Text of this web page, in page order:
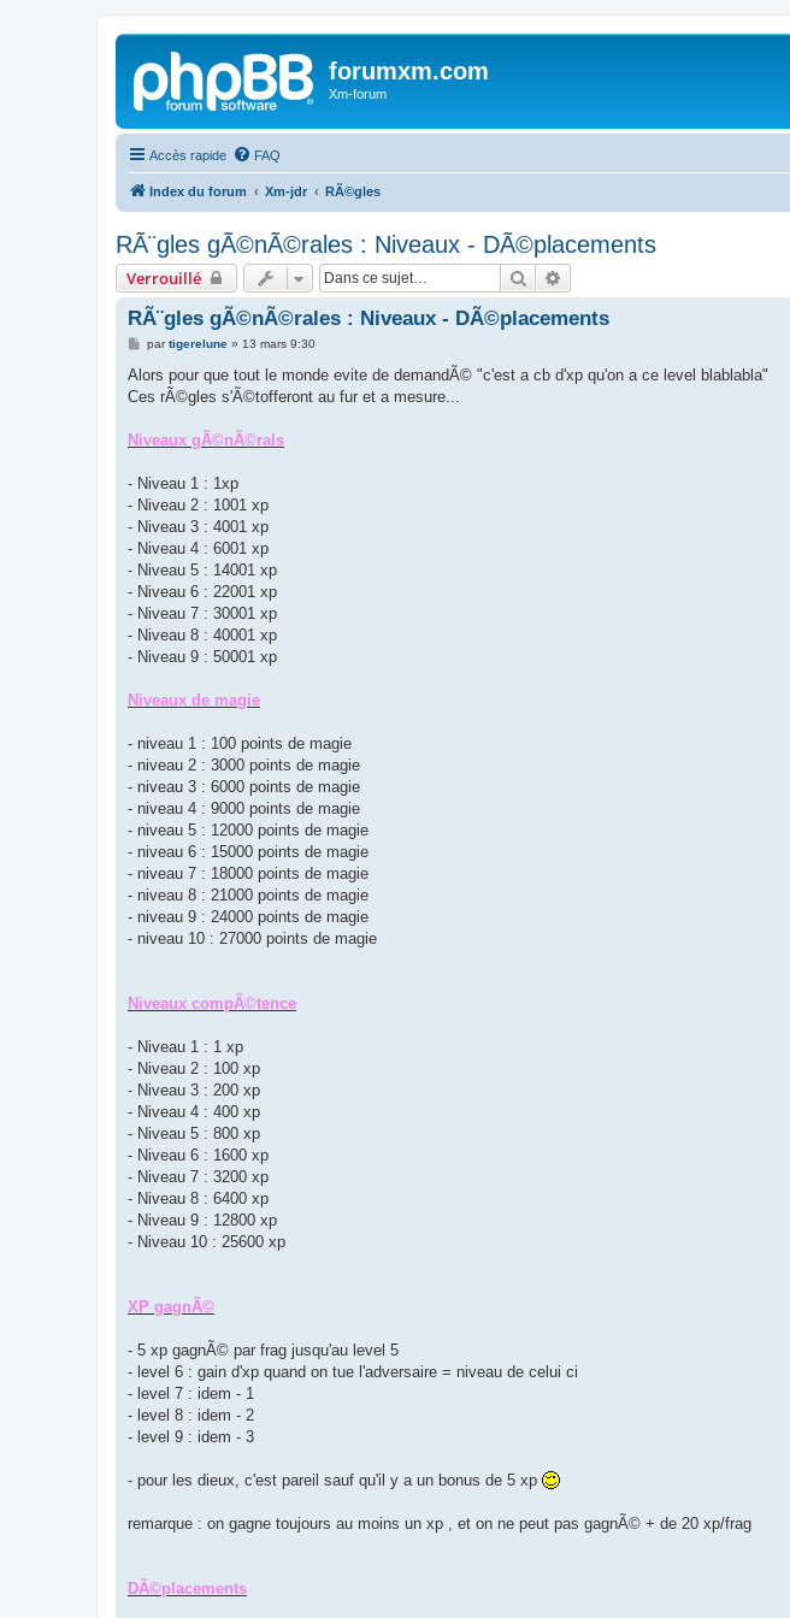
forumxm.com
Xm-forum
Accès rapide FAQ
Index du forum Xm-jdr RÃ©gles
RÃ¨gles gÃ©nÃ©rales : Niveaux - DÃ©placements
Verrouillé Rechercher
RÃ¨gles gÃ©nÃ©rales : Niveaux - DÃ©placements
M
s
a
partigerelune» 13 mars 9:30
Alors pour que tout le monde evite de demandÃ© "c'est a cb d'xp qu'on a ce level blablabla"
Ces rÃ©gles s'Ã©tofferont au fur et a mesure...
Niveaux gÃ©nÃ©rals
- Niveau 1 : 1xp
- Niveau 2 : 1001 xp
- Niveau 3 : 4001 xp
- Niveau 4 : 6001 xp
- Niveau 5 : 14001 xp
- Niveau 6 : 22001 xp
- Niveau 7 : 30001 xp
- Niveau 8 : 40001 xp
- Niveau 9 : 50001 xp
Niveaux de magie
- niveau 1 : 100 points de magie
- niveau 2 : 3000 points de magie
- niveau 3 : 6000 points de magie
- niveau 4 : 9000 points de magie
- niveau 5 : 12000 points de magie
- niveau 6 : 15000 points de magie
- niveau 7 : 18000 points de magie
- niveau 8 : 21000 points de magie
- niveau 9 : 24000 points de magie
- niveau 10 : 27000 points de magie
Niveaux compÃ©tence
- Niveau 1 : 1 xp
- Niveau 2 : 100 xp
- Niveau 3 : 200 xp
- Niveau 4 : 400 xp
- Niveau 5 : 800 xp
- Niveau 6 : 1600 xp
- Niveau 7 : 3200 xp
- Niveau 8 : 6400 xp
- Niveau 9 : 12800 xp
- Niveau 10 : 25600 xp
XP gagnÃ©
- 5 xp gagnÃ© par frag jusqu'au level 5
- level 6 : gain d'xp quand on tue l'adversaire = niveau de celui ci
- level 7 : idem - 1
- level 8 : idem - 2
- level 9 : idem - 3
- pour les dieux, c'est pareil sauf qu'il y a un bonus de 5 xp
remarque : on gagne toujours au moins un xp , et on ne peut pas gagnÃ© + de 20 xp/frag
DÃ©placements